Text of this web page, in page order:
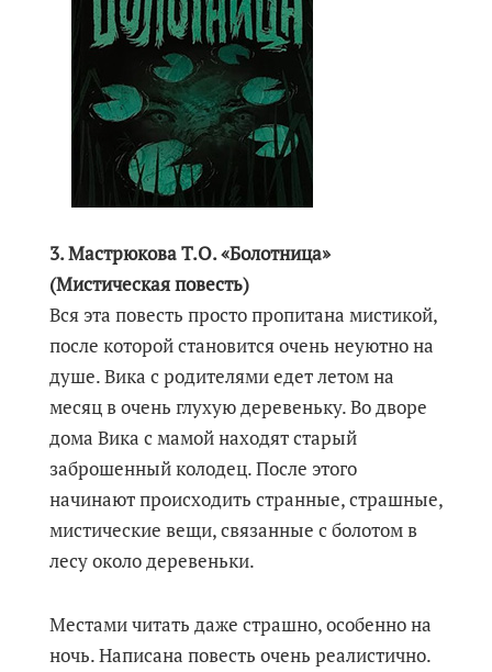
3. Мастрюкова Т.О. «Болотница»
(Мистическая повесть)
Вся эта повесть просто пропитана мистикой,
после которой становится очень неуютно на
душе. Вика с родителями едет летом на
месяц в очень глухую деревеньку. Во дворе
дома Вика с мамой находят старый
заброшенный колодец. После этого
начинают происходить странные, страшные,
мистические вещи, связанные с болотом в
лесу около деревеньки.
Местами читать даже страшно, особенно на
ночь. Написана повесть очень реалистично.